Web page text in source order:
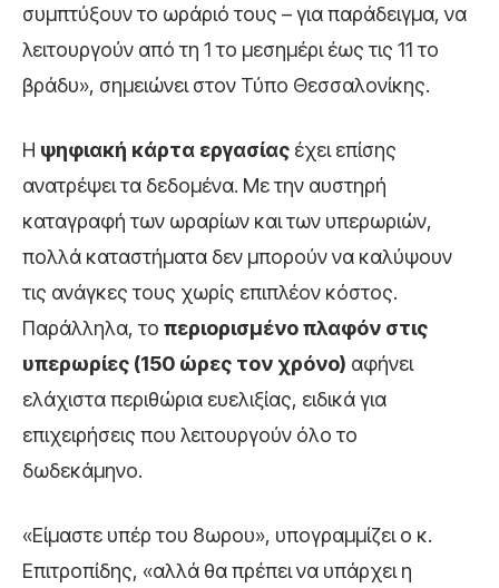
συμπτύξουν το ωράριό τους – για παράδειγμα, να
λειτουργούν από τη 1 το μεσημέρι έως τις 11 το
βράδυ», σημειώνει στον Τύπο Θεσσαλονίκης.
Η ψηφιακή κάρτα εργασίας έχει επίσης
ανατρέψει τα δεδομένα. Με την αυστηρή
καταγραφή των ωραρίων και των υπερωριών,
πολλά καταστήματα δεν μπορούν να καλύψουν
τις ανάγκες τους χωρίς επιπλέον κόστος.
Παράλληλα, το περιορισμένο πλαφόν στις
υπερωρίες (150 ώρες τον χρόνο) αφήνει
ελάχιστα περιθώρια ευελιξίας, ειδικά για
επιχειρήσεις που λειτουργούν όλο το
δωδεκάμηνο.
«Είμαστε υπέρ του 8ωρου», υπογραμμίζει ο κ.
Επιτροπίδης, «αλλά θα πρέπει να υπάρχει η